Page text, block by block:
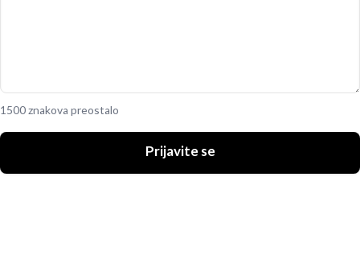
1500 znakova preostalo
Prijavite se